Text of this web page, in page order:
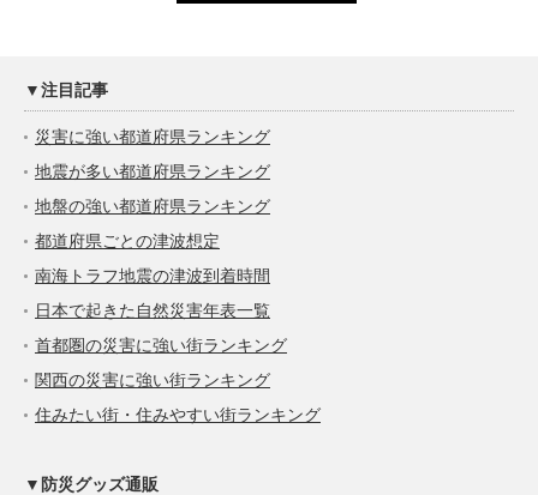
▼注目記事
災害に強い都道府県ランキング
地震が多い都道府県ランキング
地盤の強い都道府県ランキング
都道府県ごとの津波想定
南海トラフ地震の津波到着時間
日本で起きた自然災害年表一覧
首都圏の災害に強い街ランキング
関西の災害に強い街ランキング
住みたい街・住みやすい街ランキング
▼防災グッズ通販